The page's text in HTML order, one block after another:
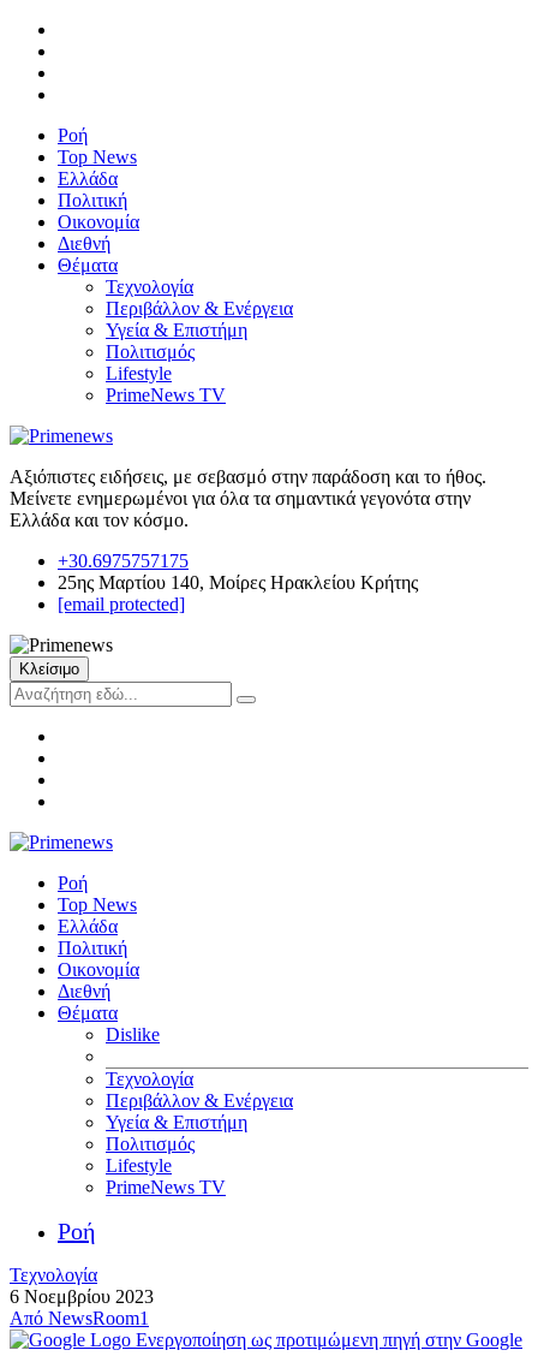
Ροή
Top News
Ελλάδα
Πολιτική
Οικονομία
Διεθνή
Θέματα
Τεχνολογία
Περιβάλλον & Ενέργεια
Υγεία & Επιστήμη
Πολιτισμός
Lifestyle
PrimeNews TV
Αξιόπιστες ειδήσεις, με σεβασμό στην παράδοση και το ήθος.
Μείνετε ενημερωμένοι για όλα τα σημαντικά γεγονότα στην
Ελλάδα και τον κόσμο.
+30.6975757175
25ης Μαρτίου 140, Μοίρες Ηρακλείου Κρήτης
[email protected]
Κλείσιμο
Ροή
Top News
Ελλάδα
Πολιτική
Οικονομία
Διεθνή
Θέματα
Dislike
Τεχνολογία
Περιβάλλον & Ενέργεια
Υγεία & Επιστήμη
Πολιτισμός
Lifestyle
PrimeNews TV
Ροή
Τεχνολογία
6 Νοεμβρίου 2023
Από NewsRoom1
Ενεργοποίηση ως προτιμώμενη πηγή στην Google